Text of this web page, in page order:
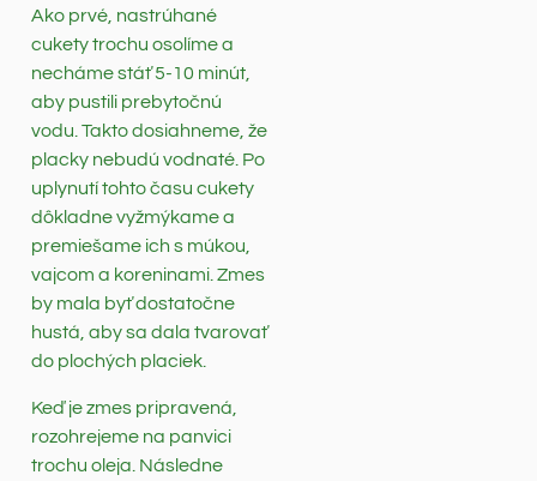
Ako prvé, nastrúhané
cukety trochu osolíme a
necháme stáť 5-10 minút,
aby pustili prebytočnú
vodu. Takto dosiahneme, že
placky nebudú vodnaté. Po
uplynutí tohto času cukety
dôkladne vyžmýkame a
premiešame ich s múkou,
vajcom a koreninami. Zmes
by mala byť dostatočne
hustá, aby sa dala tvarovať
do plochých placiek.
Keď je zmes pripravená,
rozohrejeme na panvici
trochu oleja. Následne